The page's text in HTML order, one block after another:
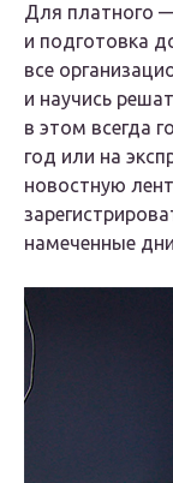
Для платного
и подготовка
все
и научись
в этом всегда
год или на
новостную
намеченные